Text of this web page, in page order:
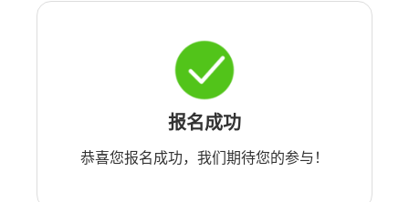
报名成功
恭喜您报名成功，我们期待您的参与！